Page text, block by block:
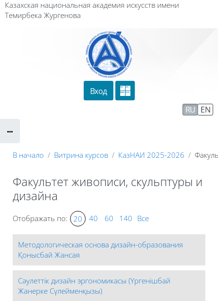
Перейти к основному содержанию
Казахская национальная академия искусств имени
Темирбека Жургенова
Вход
RU EN
В начало Витрина курсов КазНАИ 2025-2026
Факультет живописи, скульптуры и
дизайна
Отображать по: 20 40 60 140 Все
Методологическая основа дизайн-образования
Қонысбай Жансая
Сәулеттік дизайн эргономикасы (Үргенішбай
Жанерке Сүлейменқызы)